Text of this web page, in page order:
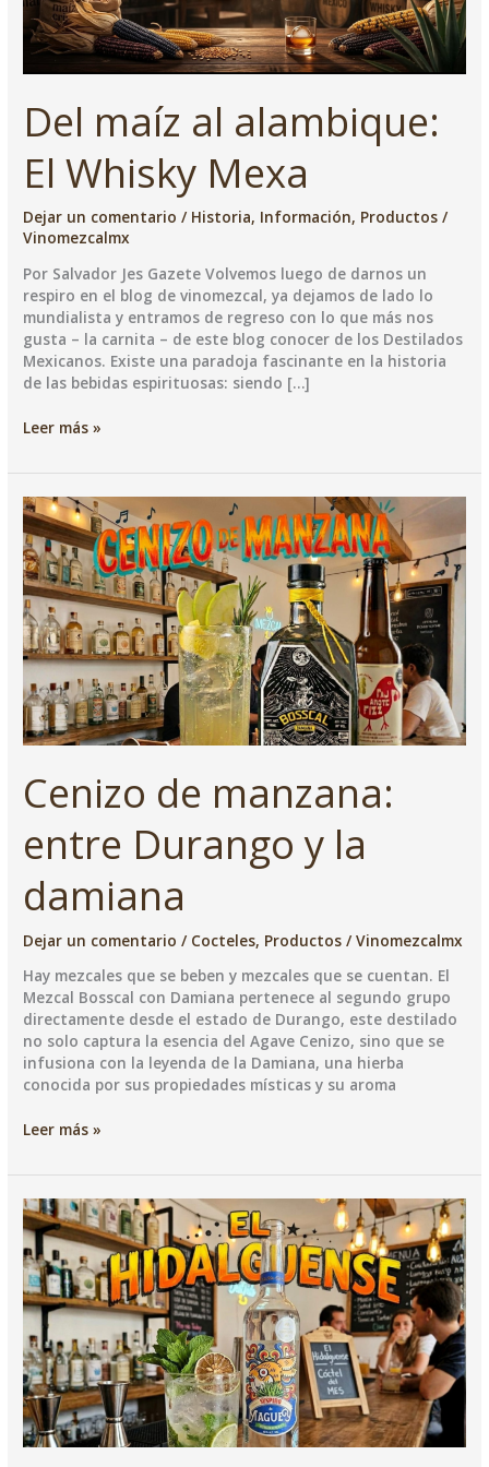
Del maíz al alambique:
El Whisky Mexa
Dejar un comentario / Historia, Información, Productos /
Vinomezcalmx
Por Salvador Jes Gazete Volvemos luego de darnos un
respiro en el blog de vinomezcal, ya dejamos de lado lo
mundialista y entramos de regreso con lo que más nos
gusta – la carnita – de este blog conocer de los Destilados
Mexicanos. Existe una paradoja fascinante en la historia
de las bebidas espirituosas: siendo […]
Del
al
El
Whisky
Mexa
Leer más »
Cenizo de manzana:
entre Durango y la
damiana
Dejar un comentario / Cocteles, Productos /Vinomezcalmx
Hay mezcales que se beben y mezcales que se cuentan. El
Mezcal Bosscal con Damiana pertenece al segundo grupo
directamente desde el estado de Durango, este destilado
no solo captura la esencia del Agave Cenizo, sino que se
infusiona con la leyenda de la Damiana, una hierba
conocida por sus propiedades místicas y su aroma
Cenizo
manzana:
entre
Durango
y
la
damiana
Leer más »